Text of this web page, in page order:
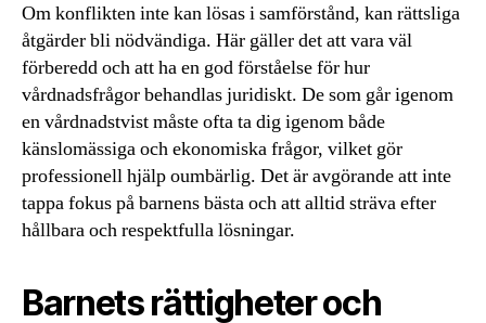
Om konflikten inte kan lösas i samförstånd, kan rättsliga
åtgärder bli nödvändiga. Här gäller det att vara väl
förberedd och att ha en god förståelse för hur
vårdnadsfrågor behandlas juridiskt. De som går igenom
en vårdnadstvist måste ofta ta dig igenom både
känslomässiga och ekonomiska frågor, vilket gör
professionell hjälp oumbärlig. Det är avgörande att inte
tappa fokus på barnens bästa och att alltid sträva efter
hållbara och respektfulla lösningar.
Barnets rättigheter och